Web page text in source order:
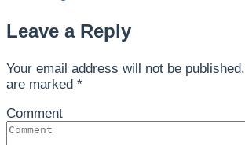
Leave a Reply
Your email address will not be published.
are marked *
Comment